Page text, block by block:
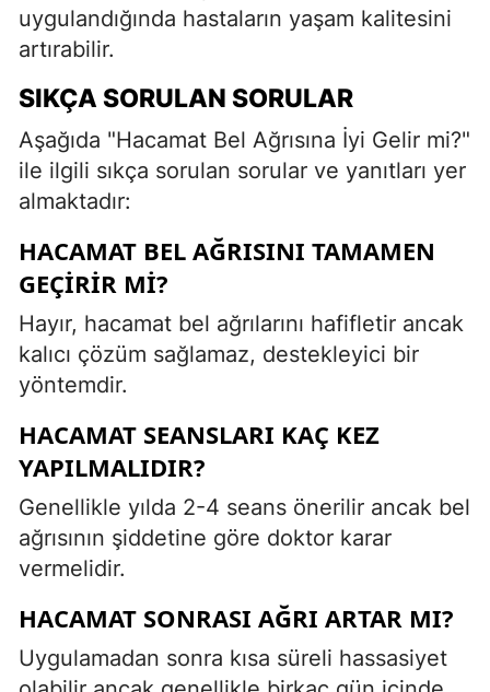
uygulandığında hastaların yaşam kalitesini
artırabilir.
SIKÇA SORULAN SORULAR
Aşağıda "Hacamat Bel Ağrısına İyi Gelir mi?"
ile ilgili sıkça sorulan sorular ve yanıtları yer
almaktadır:
HACAMAT BEL AĞRISINI TAMAMEN
GEÇIRIR MI?
Hayır, hacamat bel ağrılarını hafifletir ancak
kalıcı çözüm sağlamaz, destekleyici bir
yöntemdir.
HACAMAT SEANSLARI KAÇ KEZ
YAPILMALIDIR?
Genellikle yılda 2-4 seans önerilir ancak bel
ağrısının şiddetine göre doktor karar
vermelidir.
HACAMAT SONRASI AĞRI ARTAR MI?
Uygulamadan sonra kısa süreli hassasiyet